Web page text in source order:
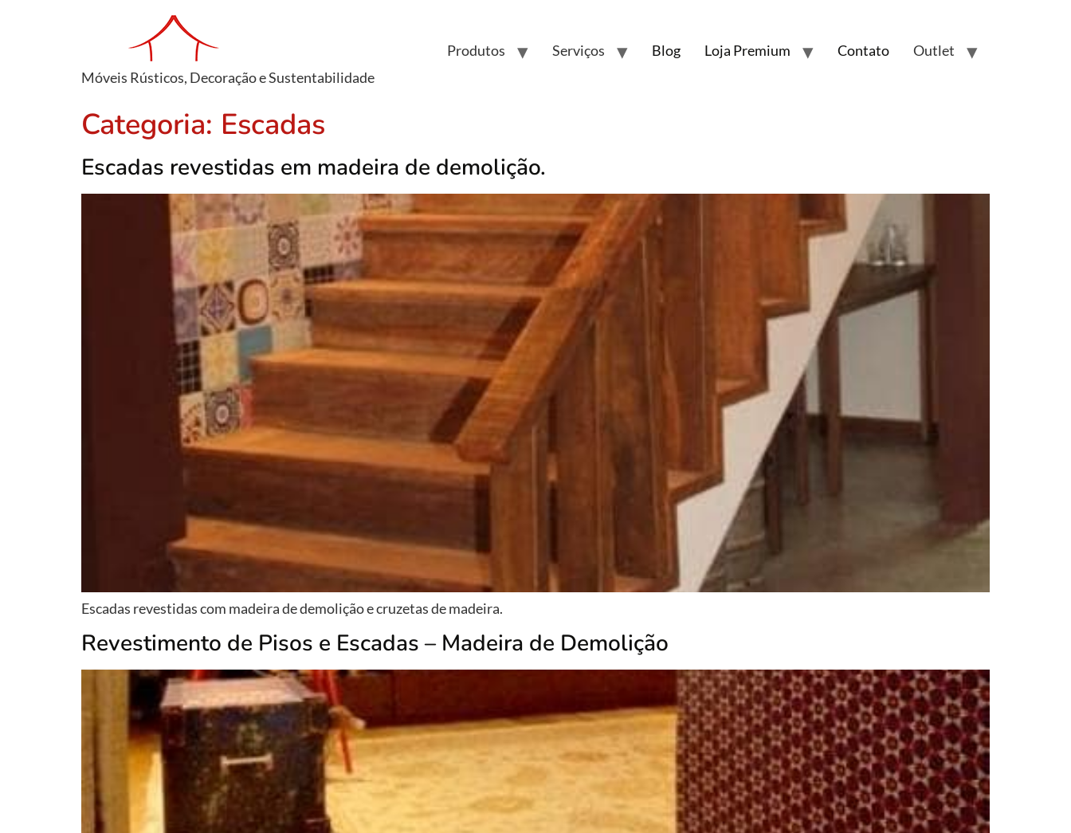
Móveis Rústicos, Decoração e Sustentabilidade
Produtos Serviços Blog Loja Premium Contato Outlet
Categoria: Escadas
Escadas revestidas em madeira de demolição.
Escadas revestidas com madeira de demolição e cruzetas de madeira.
Revestimento de Pisos e Escadas – Madeira de Demolição